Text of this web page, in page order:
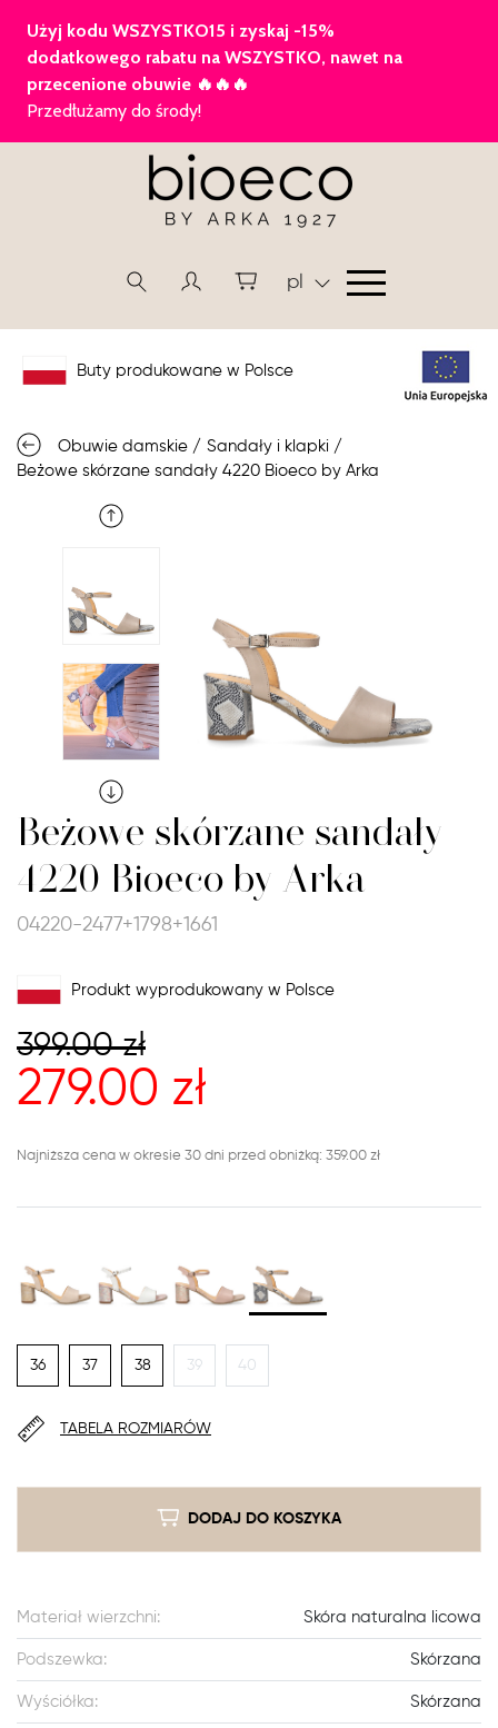
pl
Buty produkowane w Polsce
Obuwie damskie / Sandały i klapki /
Beżowe skórzane sandały 4220 Bioeco by Arka
Beżowe skórzane sandały
4220 Bioeco by Arka
04220-2477+1798+1661
Produkt wyprodukowany w Polsce
399.00zł
279.00 zł
Najniższa cena w okresie 30 dni przed obniżką: 359.00 zł
36 37 38 39 40
TABELA ROZMIARÓW
DODAJ DO KOSZYKA
Materiał wierzchni: Skóra naturalna licowa
Podszewka: Skórzana
Wyściółka: Skórzana